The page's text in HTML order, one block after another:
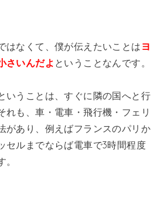
はなくて、僕が伝えたいことは ヨ
さいんだよ ということなんです。
いうことは、すぐに隣の国へと行
れも、車・電車・飛行機・フェリ
があり、例えばフランスのパリか
セルまでならば電車で3時間程度